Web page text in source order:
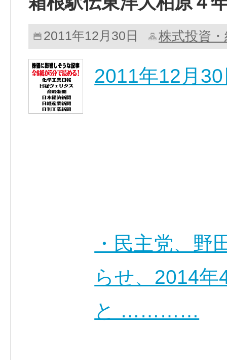
2011年12月30日 株式投資
2011年12月
・民主党、野
らせ、2014
と …………